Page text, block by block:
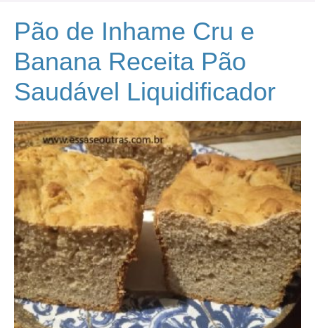
Pão de Inhame Cru e
Banana Receita Pão
Saudável Liquidificador